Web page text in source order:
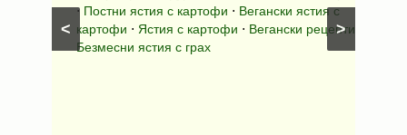
>
<
⋅Постни ястия с картофи⋅Вегански ястия с
картофи⋅Ястия с картофи⋅Вегански рецепти⋅
Безмесни ястия с грах